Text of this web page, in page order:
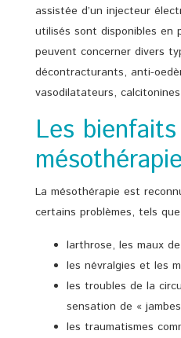
assistée d’un injecteur
utilisés sont disponibles en
peuvent concerner divers
décontracturants, anti-
vasodilatateurs,
Les
mésothérapie
La mésothérapie est
certains problèmes, tels
larthrose, les maux
les névralgies et les
les troubles de la
sensation de «
les traumatismes